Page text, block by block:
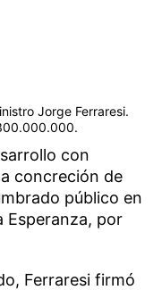
Jorge Ferraresi.
con
concreción de
público en
Esperanza, por
Ferraresi firmó